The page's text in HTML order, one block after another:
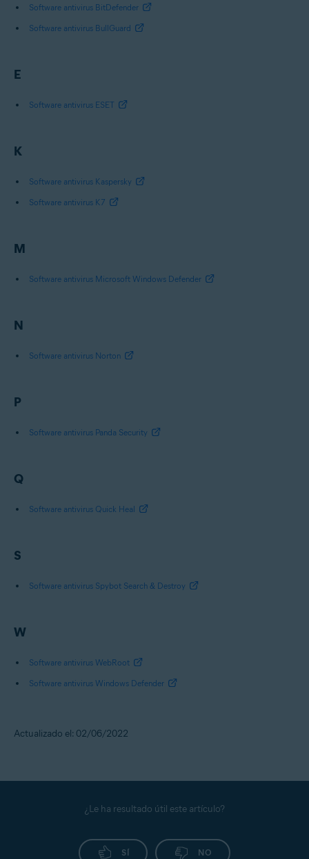
Software antivirus BitDefender
Software antivirus BullGuard
E
Software antivirus ESET
K
Software antivirus Kaspersky
Software antivirus K7
M
Software antivirus Microsoft Windows Defender
N
Software antivirus Norton
P
Software antivirus Panda Security
Q
Software antivirus Quick Heal
S
Software antivirus Spybot Search & Destroy
W
Software antivirus WebRoot
Software antivirus Windows Defender
Actualizado el: 02/06/2022
¿Le ha resultado útil este artículo?
SÍ NO